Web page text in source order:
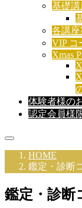
基礎講
各講座
VIP コ
Xmas
体験者様の
認定会員様
HOME
鑑定・診断
鑑定・診断